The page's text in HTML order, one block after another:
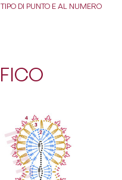
DI PUNTO E AL NUMERO